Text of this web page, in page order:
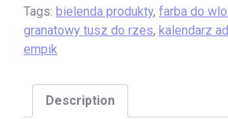
Tags: bielenda produkty, farba do
granatowy tusz do rzes, kalendarz
empik
Description